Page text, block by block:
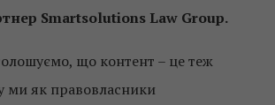
Smartsolutions Law Group.
що контент – це теж
ми як правовласники